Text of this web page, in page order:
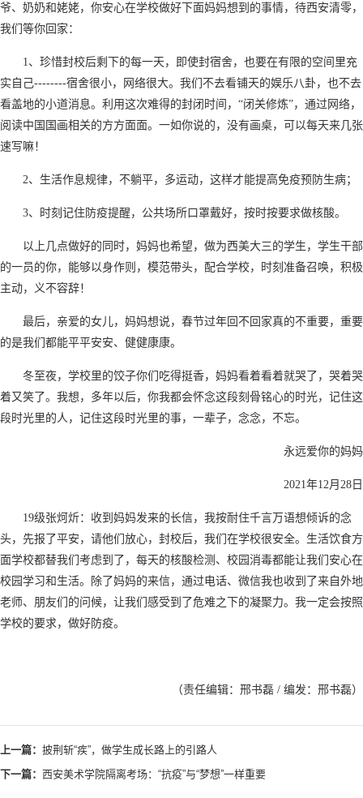
爷、奶奶和姥姥，你安心在学校做好下面妈妈想到的事情，待西安清零，
我们等你回家：
1、珍惜封校后剩下的每一天，即使封宿舍，也要在有限的空间里充
实自己--------宿舍很小，网络很大。我们不去看铺天的娱乐八卦，也不去
看盖地的小道消息。利用这次难得的封闭时间，“闭关修炼”，通过网络，
阅读中国国画相关的方方面面。一如你说的，没有画桌，可以每天来几张
速写嘛！
2、生活作息规律，不躺平，多运动，这样才能提高免疫预防生病；
3、时刻记住防疫提醒，公共场所口罩戴好，按时按要求做核酸。
以上几点做好的同时，妈妈也希望，做为西美大三的学生，学生干部
的一员的你，能够以身作则，模范带头，配合学校，时刻准备召唤，积极
主动，义不容辞！
最后，亲爱的女儿，妈妈想说，春节过年回不回家真的不重要，重要
的是我们都能平平安安、健健康康。
冬至夜，学校里的饺子你们吃得挺香，妈妈看着看着就哭了，哭着哭
着又笑了。我想，多年以后，你我都会怀念这段刻骨铭心的时光，记住这
段时光里的人，记住这段时光里的事，一辈子，念念，不忘。
永远爱你的妈妈
2021年12月28日
19级张炣炘：收到妈妈发来的长信，我按耐住千言万语想倾诉的念
头，先报了平安，请他们放心，封校后，我们在学校很安全。生活饮食方
面学校都替我们考虑到了，每天的核酸检测、校园消毒都能让我们安心在
校园学习和生活。除了妈妈的来信，通过电话、微信我也收到了来自外地
老师、朋友们的问候，让我们感受到了危难之下的凝聚力。我一定会按照
学校的要求，做好防疫。
（责任编辑：邢书磊 / 编发：邢书磊）
上一篇： 披荆斩“疾”，做学生成长路上的引路人
下一篇： 西安美术学院隔离考场：“抗疫”与“梦想”一样重要